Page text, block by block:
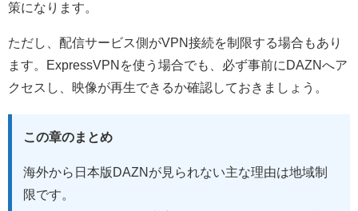
策になります。
ただし、配信サービス側がVPN接続を制限する場合もあり
ます。ExpressVPNを使う場合でも、必ず事前にDAZNへア
クセスし、映像が再生できるか確認しておきましょう。
この章のまとめ
海外から日本版DAZNが見られない主な理由は地域制
限です。